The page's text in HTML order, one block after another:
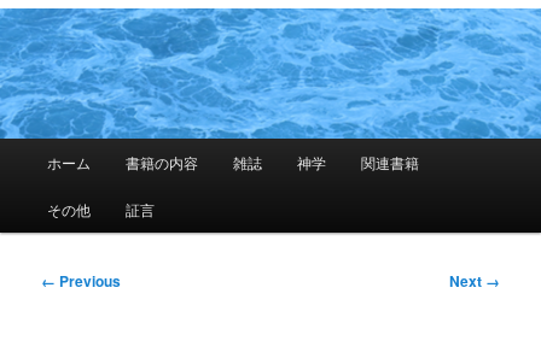
ホーム 書籍の内容 雑誌 神学 関連書籍
その他 証言
Image
← Previous Next →